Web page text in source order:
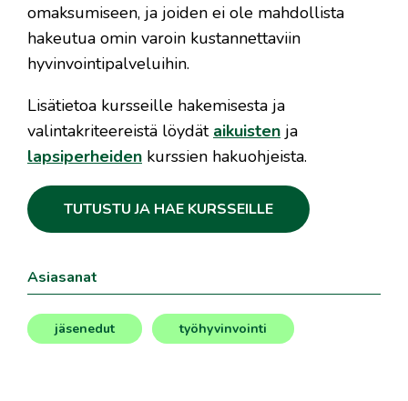
omaksumiseen, ja joiden ei ole mahdollista
hakeutua omin varoin kustannettaviin
hyvinvointipalveluihin.
Lisätietoa kursseille hakemisesta ja
valintakriteereistä löydät aikuisten ja
lapsiperheiden kurssien hakuohjeista.
TUTUSTU JA HAE KURSSEILLE
Asiasanat
jäsenedut työhyvinvointi